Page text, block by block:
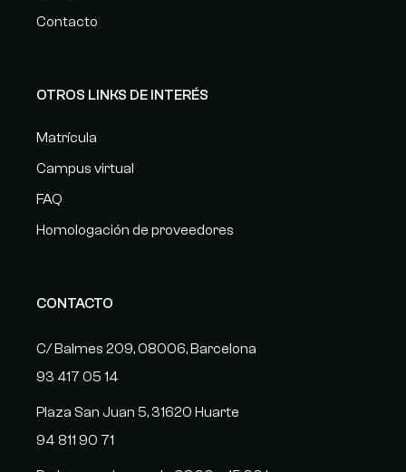
Contacto
OTROS LINKS DE INTERÉS
Matrícula
Campus virtual
FAQ
Homologación de proveedores
CONTACTO
C/ Balmes 209, 08006, Barcelona
93 417 05 14
Plaza San Juan 5, 31620 Huarte
94 811 90 71